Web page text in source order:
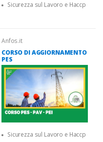
Sicurezza sul Lavoro e Haccp
Anfos.it
CORSO DI AGGIORNAMENTO
PES
Sicurezza sul Lavoro e Haccp